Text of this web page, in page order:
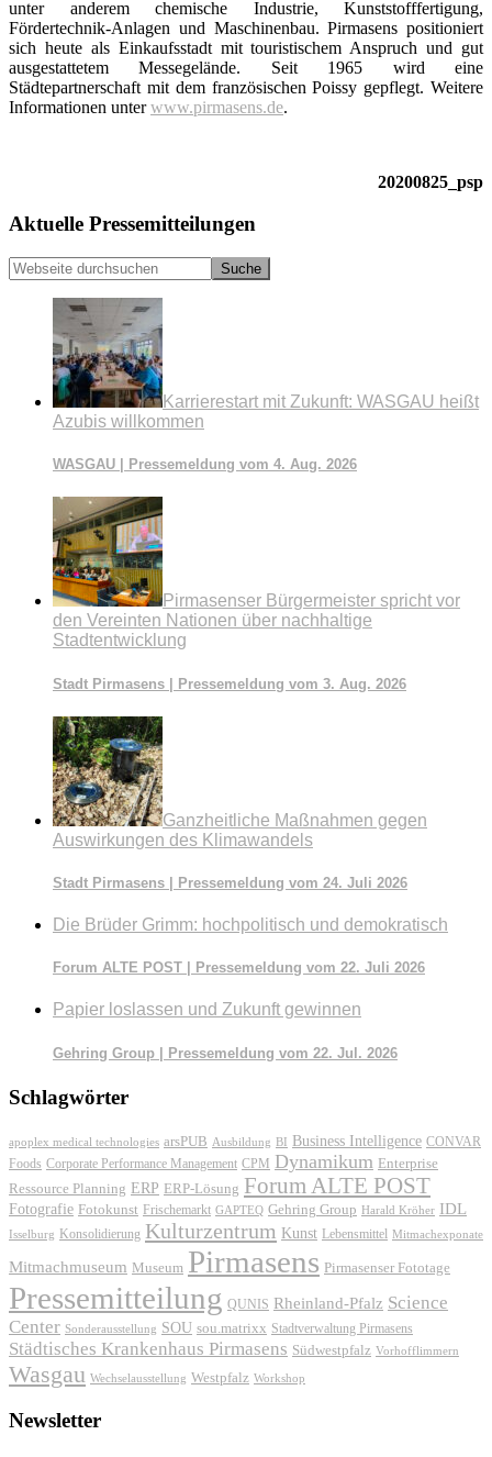
unter anderem chemische Industrie, Kunststofffertigung,
Fördertechnik-Anlagen und Maschinenbau. Pirmasens positioniert
sich heute als Einkaufsstadt mit touristischem Anspruch und gut
ausgestattetem Messegelände. Seit 1965 wird eine
Städtepartnerschaft mit dem französischen Poissy gepflegt. Weitere
Informationen unterwww.pirmasens.de.
20200825_psp
Seitenspalte
Aktuelle Pressemitteilungen
Webseite
durchsuchen
Karrierestart mit Zukunft: WASGAU heißt
Azubis willkommen
WASGAU | Pressemeldung vom 4. Aug. 2026
Pirmasenser Bürgermeister spricht vor
den Vereinten Nationen über nachhaltige
Stadtentwicklung
Stadt Pirmasens | Pressemeldung vom 3. Aug. 2026
Ganzheitliche Maßnahmen gegen
Auswirkungen des Klimawandels
Stadt Pirmasens | Pressemeldung vom 24. Juli 2026
Die Brüder Grimm: hochpolitisch und demokratisch
Forum ALTE POST | Pressemeldung vom 22. Juli 2026
Papier loslassen und Zukunft gewinnen
Gehring Group | Pressemeldung vom 22. Jul. 2026
Schlagwörter
apoplex medical technologies arsPUB Ausbildung BI Business Intelligence CONVAR
Foods Corporate Performance Management CPM Dynamikum Enterprise
Ressource Planning ERP ERP-Lösung Forum ALTE POST
Fotografie Fotokunst Frischemarkt GAPTEQ Gehring Group Harald Kröher IDL
Isselburg Konsolidierung Kulturzentrum Kunst Lebensmittel Mitmachexponate
Mitmachmuseum Museum Pirmasens Pirmasenser Fototage
Pressemitteilung QUNIS Rheinland-Pfalz Science
Center Sonderausstellung SOU sou.matrixx Stadtverwaltung Pirmasens
Städtisches Krankenhaus Pirmasens Südwestpfalz Vorhofflimmern
Wasgau Wechselausstellung Westpfalz Workshop
Newsletter